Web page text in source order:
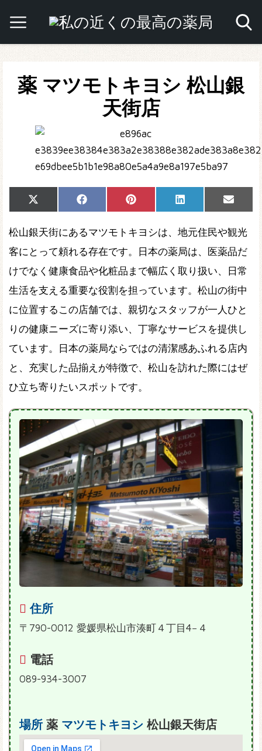
薬 マツモトキヨシ 松山銀
天街店
Share
on
X
(Twitter)
Share
on
Facebook Share
on
Pinterest Share
on
LinkedIn
Share
on
Email
松山銀天街にあるマツモトキヨシは、地元住民や観光
客にとって頼れる存在です。日本の薬局は、医薬品だ
けでなく健康食品や化粧品まで幅広く取り扱い、日常
生活を支える重要な役割を担っています。松山の街中
に位置するこの店舗では、親切なスタッフが一人ひと
りの健康ニーズに寄り添い、丁寧なサービスを提供し
ています。日本の薬局ならではの清潔感あふれる店内
と、充実した品揃えが特徴で、松山を訪れた際にはぜ
ひ立ち寄りたいスポットです。
住所
〒790-0012 愛媛県松山市湊町４丁目4−４
電話
089-934-3007
場所 薬 マツモトキヨシ 松山銀天街店